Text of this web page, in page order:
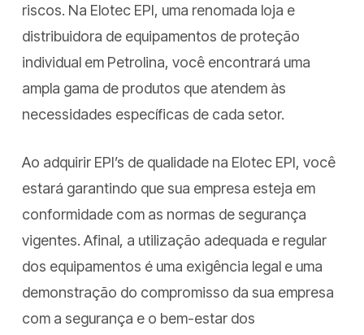
riscos. Na Elotec EPI, uma renomada loja e
distribuidora de equipamentos de proteção
individual em Petrolina, você encontrará uma
ampla gama de produtos que atendem às
necessidades específicas de cada setor.
Ao adquirir EPI’s de qualidade na Elotec EPI, você
estará garantindo que sua empresa esteja em
conformidade com as normas de segurança
vigentes. Afinal, a utilização adequada e regular
dos equipamentos é uma exigência legal e uma
demonstração do compromisso da sua empresa
com a segurança e o bem-estar dos